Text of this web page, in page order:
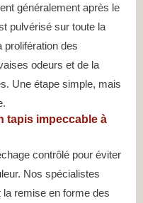
généralement après le
pulvérisé sur toute la
prolifération des
odeurs et de la
Une étape simple, mais
tapis impeccable à
contrôlé pour éviter
Nos spécialistes
remise en forme des